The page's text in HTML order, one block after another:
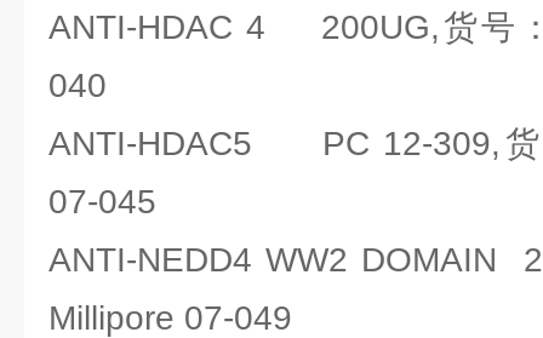
ANTI-HDAC 4 200UG,货号
040
ANTI-HDAC5 PC 12-309,货
07-045
ANTI-NEDD4 WW2 DOMAIN
Millipore 07-049